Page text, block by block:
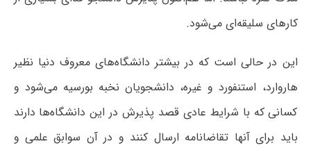
کارهای سلیقه‌ای می‌شود.
این در حالی است که در بیشتر دانشگاه‌های معروف دنیا نظیر
هاروارد، استنفورد و غیره، دانشجویان نخبه بورسیه می‌شود و
کسانی که با شرایط عادی قصد پذیرش در این دانشگاه‌ها دارند
باید برای آنها تقاضانامه ارسال کنند و در آن سوابق علمی و